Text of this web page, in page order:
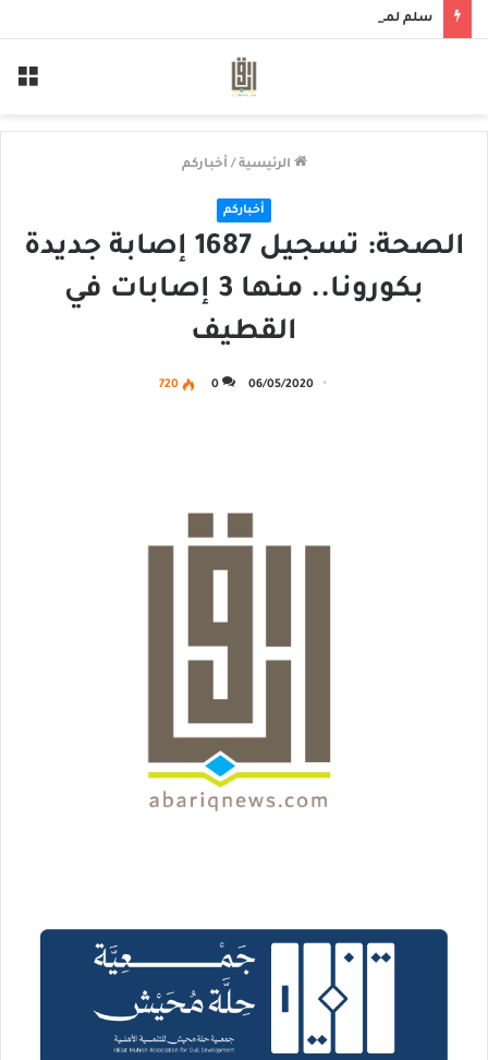
سلم لمن سالمكم
الرئيسية / أخباركم
أخباركم
الصحة: تسجيل 1687 إصابة جديدة
بكورونا.. منها 3 إصابات في
القطيف
06/05/2020
0
720